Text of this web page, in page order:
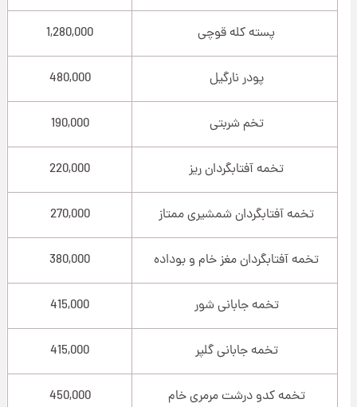
پسته کله قوچی 1,280,000
پودر نارگیل 480,000
تخم شربتی 190,000
تخمه آفتابگردان ریز 220,000
تخمه آفتابگردان شمشیری ممتاز 270,000
تخمه آفتابگردان مغز خام و بوداده 380,000
تخمه جابانی شور 415,000
تخمه جابانی گلپر 415,000
تخمه کدو درشت مرمری خام 450,000